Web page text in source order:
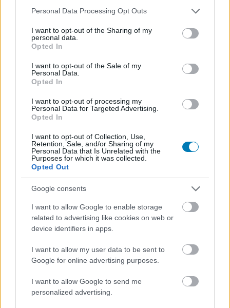
Please note that this website/app uses one or more Google
not limited to your visit or usage behaviour. You may click to
grant or deny consent to Google and its third-party tags to
use your data for below specified purposes in below Google
consent section.
Personal Data Processing Opt Outs
I want to opt-out of the Sharing of my
personal data.
Opted In
I want to opt-out of the Sale of my
Personal Data.
Opted In
I want to opt-out of processing my
Personal Data for Targeted Advertising.
Opted In
I want to opt-out of Collection, Use,
Retention, Sale, and/or Sharing of my
Personal Data that Is Unrelated with the
Purposes for which it was collected.
Opted Out
Google consents
I want to allow Google to enable storage
related to advertising like cookies on web or
device identifiers in apps.
I want to allow my user data to be sent to
Google for online advertising purposes.
I want to allow Google to send me
personalized advertising.
nyakkendőben"
Zarathos|2008 március 18. 19:19
Solid Snake élete nem mindennapi: két lábon
járó tankok, vámpírok, nehezebb napokon pedig
pokémonok és kék sündisznók...
Néhányatoknak bizonyára már volt szerencséje a
Nintendo népszerű verekedős sorozatához. Akinek
pedig nem, talán már az is hallott arról, hogy a legújabb
részben - többek között - Solid Snake is játszható
karakter. A készítők ennek örömére elrejtettek pár
"easter egg"-et a játékban, mely ízelítőt nyújt abból, hogy
mennyire kiterjedt a FOXHOUND adatbázisa: még
Snake segítőinek "hasznos" tanácsaiból az IGN készített
egy kis összeállítást, mely minden Metal Gear Solid
rajongónak kötelező. Egyszerűen nem lehet nem